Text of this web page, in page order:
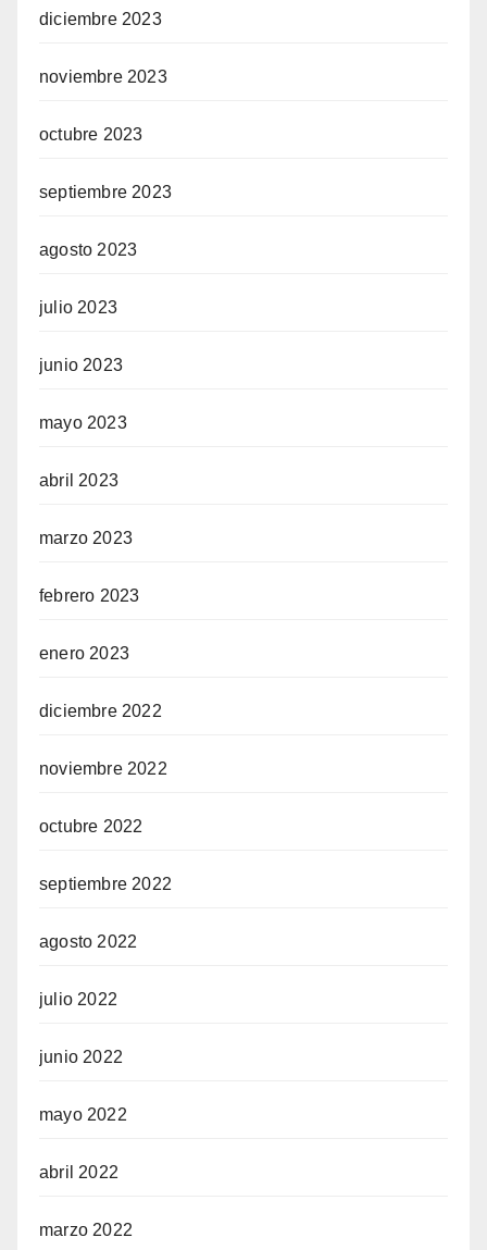
diciembre 2023
noviembre 2023
octubre 2023
septiembre 2023
agosto 2023
julio 2023
junio 2023
mayo 2023
abril 2023
marzo 2023
febrero 2023
enero 2023
diciembre 2022
noviembre 2022
octubre 2022
septiembre 2022
agosto 2022
julio 2022
junio 2022
mayo 2022
abril 2022
marzo 2022